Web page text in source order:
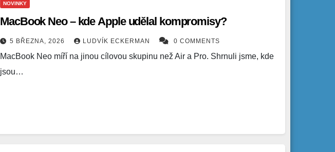
NOVINKY
MacBook Neo – kde Apple udělal kompromisy?
5 BŘEZNA, 2026 LUDVÍK ECKERMAN 0 COMMENTS
MacBook Neo míří na jinou cílovou skupinu než Air a Pro. Shrnuli jsme, kde
jsou…